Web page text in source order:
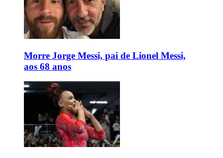
Morre Jorge Messi, pai de Lionel Messi,
aos 68 anos